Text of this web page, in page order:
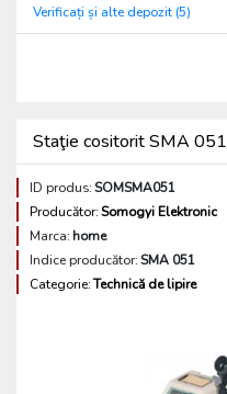
Verificați și alte depozit (5)
Staţie cositorit SMA 051
ID produs:SOMSMA051
Producător:Somogyi Elektronic
Marca:home
Indice producător:SMA 051
Categorie:Technică de lipire